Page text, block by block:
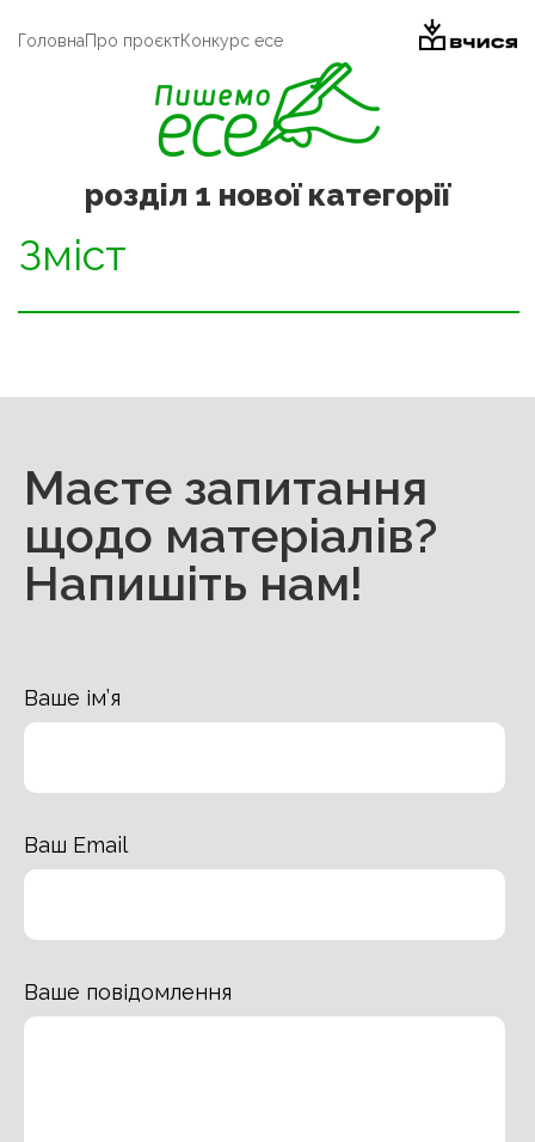
ГоловнаПро проєктКонкурс есе
розділ 1 нової категорії
Зміст
Маєте запитання
щодо матеріалів?
Напишіть нам!
Ваше ім’я
Ваш Email
Ваше повідомлення